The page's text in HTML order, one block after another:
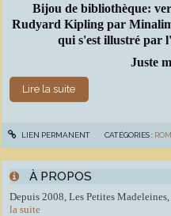
À PROPOS
Depuis 2008, Les Petites
la suite
Bijou de bibliothèque:
Rudyard Kipling par
qui s'est illustré par
Juste
Lire la suite
LIEN PERMANENT CATÉGORIES :